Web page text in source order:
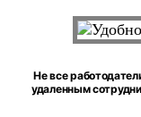
Не все
удаленным